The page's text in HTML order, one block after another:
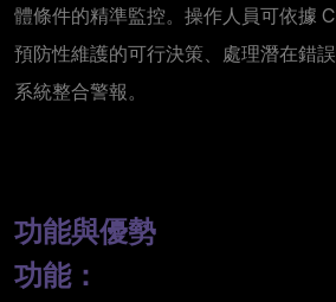
體條件的精準監控。操作人員可依據
預防性維護的可行決策、處理潛在錯
系統整合警報。
功能與優勢
功能：